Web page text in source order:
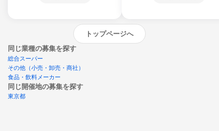
トップページへ
同じ業種の募集を探す
総合スーパー
その他（小売・卸売・商社）
食品・飲料メーカー
同じ開催地の募集を探す
東京都